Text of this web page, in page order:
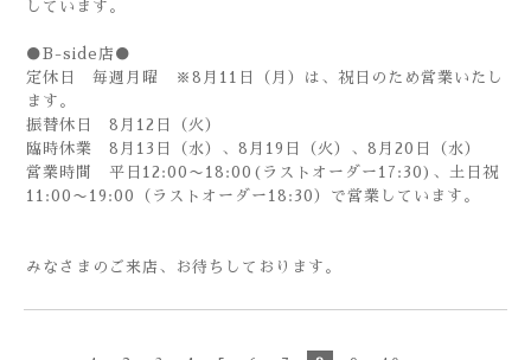
しています。
●B-side店●
定休日 毎週月曜 ※8月11日（月）は、祝日のため営業いたし
ます。
振替休日 8月12日（火）
臨時休業 8月13日（水）、8月19日（火）、8月20日（水）
営業時間 平日12:00〜18:00(ラストオーダー17:30)、土日祝
11:00〜19:00（ラストオーダー18:30）で営業しています。
みなさまのご来店、お待ちしております。